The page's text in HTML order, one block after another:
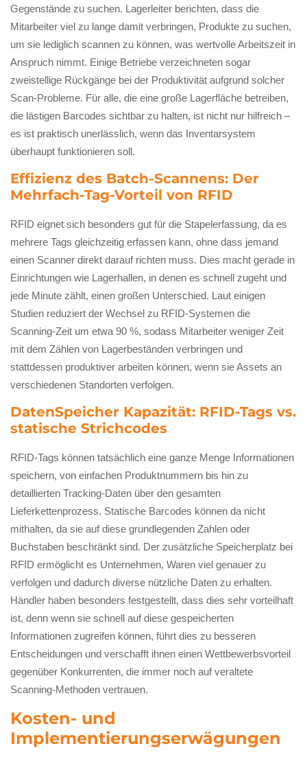
Gegenstände zu suchen. Lagerleiter berichten, dass die
Mitarbeiter viel zu lange damit verbringen, Produkte zu suchen,
um sie lediglich scannen zu können, was wertvolle Arbeitszeit in
Anspruch nimmt. Einige Betriebe verzeichneten sogar
zweistellige Rückgänge bei der Produktivität aufgrund solcher
Scan-Probleme. Für alle, die eine große Lagerfläche betreiben,
die lästigen Barcodes sichtbar zu halten, ist nicht nur hilfreich –
es ist praktisch unerlässlich, wenn das Inventarsystem
überhaupt funktionieren soll.
Effizienz des Batch-Scannens: Der
Mehrfach-Tag-Vorteil von RFID
RFID eignet sich besonders gut für die Stapelerfassung, da es
mehrere Tags gleichzeitig erfassen kann, ohne dass jemand
einen Scanner direkt darauf richten muss. Dies macht gerade in
Einrichtungen wie Lagerhallen, in denen es schnell zugeht und
jede Minute zählt, einen großen Unterschied. Laut einigen
Studien reduziert der Wechsel zu RFID-Systemen die
Scanning-Zeit um etwa 90 %, sodass Mitarbeiter weniger Zeit
mit dem Zählen von Lagerbeständen verbringen und
stattdessen produktiver arbeiten können, wenn sie Assets an
verschiedenen Standorten verfolgen.
DatenSpeicher Kapazität: RFID-Tags vs.
statische Strichcodes
RFID-Tags können tatsächlich eine ganze Menge Informationen
speichern, von einfachen Produktnummern bis hin zu
detaillierten Tracking-Daten über den gesamten
Lieferkettenprozess. Statische Barcodes können da nicht
mithalten, da sie auf diese grundlegenden Zahlen oder
Buchstaben beschränkt sind. Der zusätzliche Speicherplatz bei
RFID ermöglicht es Unternehmen, Waren viel genauer zu
verfolgen und dadurch diverse nützliche Daten zu erhalten.
Händler haben besonders festgestellt, dass dies sehr vorteilhaft
ist, denn wenn sie schnell auf diese gespeicherten
Informationen zugreifen können, führt dies zu besseren
Entscheidungen und verschafft ihnen einen Wettbewerbsvorteil
gegenüber Konkurrenten, die immer noch auf veraltete
Scanning-Methoden vertrauen.
Kosten- und
Implementierungserwägungen